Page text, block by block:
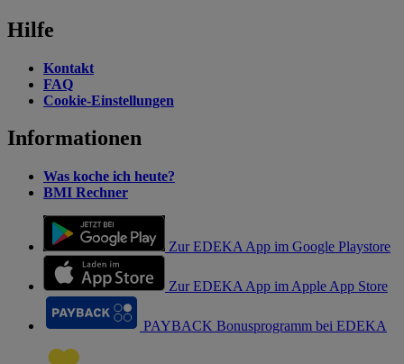
Hilfe
Kontakt
FAQ
Cookie-Einstellungen
Informationen
Was koche ich heute?
BMI Rechner
Zur EDEKA App im Google Playstore
Zur EDEKA App im Apple App Store
PAYBACK Bonusprogramm bei EDEKA